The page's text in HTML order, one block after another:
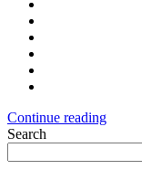
Continue reading
Search